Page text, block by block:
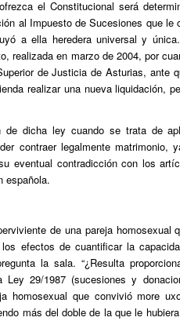
el Constitucional será
al Impuesto de Sucesiones que le
a ella heredera universal y
realizada en marzo de 2004, por
de Justicia de Asturias, ante
realizar una nueva liquidación,
dicha ley cuando se trata de
contraer legalmente matrimonio,
eventual contradicción con los
española.
de una pareja
efectos de cuantificar la
la sala. “¿Resulta
29/1987 (sucesiones y
homosexual que convivió more
más del doble de la que le